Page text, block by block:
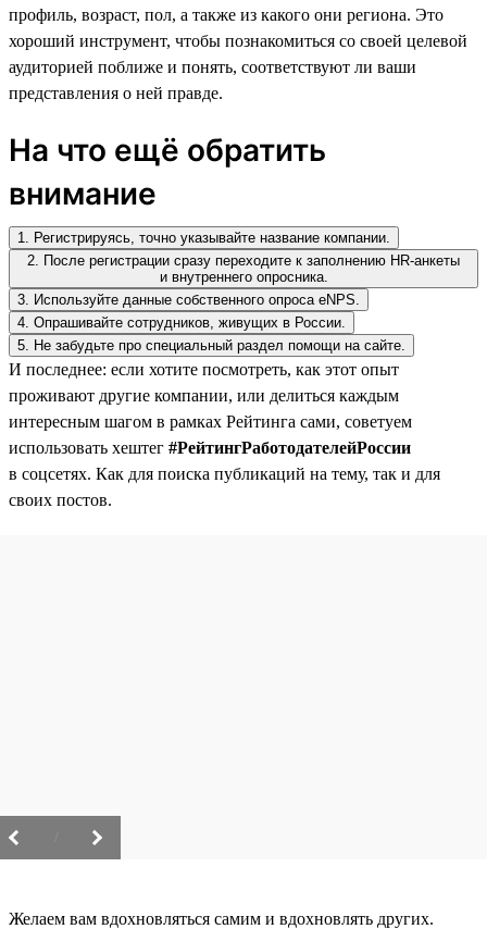
профиль, возраст, пол, а также из какого они региона. Это
хороший инструмент, чтобы познакомиться со своей целевой
аудиторией поближе и понять, соответствуют ли ваши
представления о ней правде.
На что ещё обратить
внимание
1. Регистрируясь, точно указывайте название компании.
2. После регистрации сразу переходите к заполнению HR-анкеты
и внутреннего опросника.
3. Используйте данные собственного опроса eNPS.
4. Опрашивайте сотрудников, живущих в России.
5. Не забудьте про специальный раздел помощи на сайте.
И последнее: если хотите посмотреть, как этот опыт
проживают другие компании, или делиться каждым
интересным шагом в рамках Рейтинга сами, советуем
использовать хештег #РейтингРаботодателейРоссии
в соцсетях. Как для поиска публикаций на тему, так и для
своих постов.
Желаем вам вдохновляться самим и вдохновлять других.